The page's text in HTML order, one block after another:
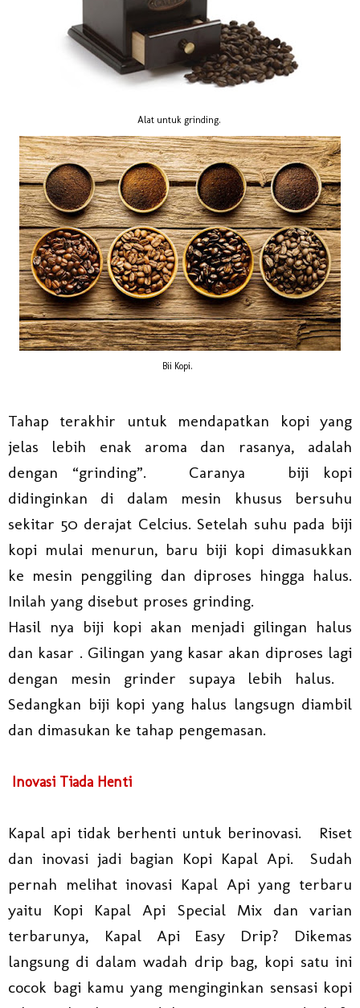
Alat untuk grinding.
Bii Kopi.
Tahap terakhir untuk mendapatkan kopi yang
jelas lebih enak aroma dan rasanya, adalah
dengan “grinding”.
Caranya
biji kopi
didinginkan di dalam mesin khusus bersuhu
sekitar 50 derajat Celcius. Setelah suhu pada biji
kopi mulai menurun, baru biji kopi dimasukkan
ke mesin penggiling dan diproses hingga halus.
Inilah yang disebut proses grinding.
Hasil nya biji kopi akan menjadi gilingan halus
dan kasar . Gilingan yang kasar akan diproses lagi
dengan mesin grinder supaya lebih halus.
Sedangkan biji kopi yang halus langsugn diambil
dan dimasukan ke tahap pengemasan.
Inovasi Tiada Henti
Kapal api tidak berhenti untuk berinovasi.
Riset
dan inovasi jadi bagian Kopi Kapal Api.
Sudah
pernah melihat inovasi Kapal Api yang terbaru
yaitu Kopi Kapal Api Special Mix dan varian
terbarunya, Kapal Api Easy Drip? Dikemas
langsung di dalam wadah drip bag, kopi satu ini
cocok bagi kamu yang menginginkan sensasi kopi